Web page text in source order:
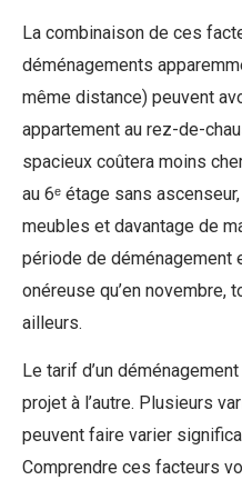
La combinaison de ces
déménagements
même distance) peuvent
appartement au rez-de-
spacieux coûtera moins
au 6ᵉ étage sans
meubles et davantage de
période de déménagement
onéreuse qu’en novembre,
ailleurs.
Le tarif d’un
projet à l’autre. Plusieurs
peuvent faire varier
Comprendre ces facteurs